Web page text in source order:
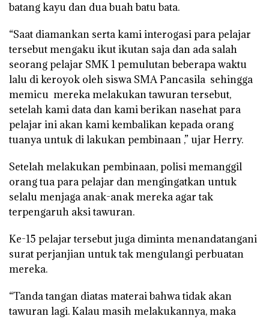
batang kayu dan dua buah batu bata.
“Saat diamankan serta kami interogasi para pelajar
tersebut mengaku ikut ikutan saja dan ada salah
seorang pelajar SMK 1 pemulutan beberapa waktu
lalu di keroyok oleh siswa SMA Pancasila sehingga
memicu mereka melakukan tawuran tersebut,
setelah kami data dan kami berikan nasehat para
pelajar ini akan kami kembalikan kepada orang
tuanya untuk di lakukan pembinaan ,” ujar Herry.
Setelah melakukan pembinaan, polisi memanggil
orang tua para pelajar dan mengingatkan untuk
selalu menjaga anak-anak mereka agar tak
terpengaruh aksi tawuran.
Ke-15 pelajar tersebut juga diminta menandatangani
surat perjanjian untuk tak mengulangi perbuatan
mereka.
“Tanda tangan diatas materai bahwa tidak akan
tawuran lagi. Kalau masih melakukannya, maka